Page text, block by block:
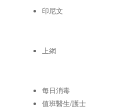
印尼文
上網
每日消毒
值班醫生/護士